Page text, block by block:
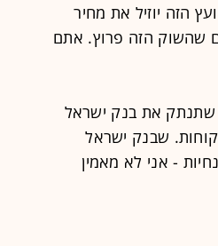
הזה יוזיל את מחיר
שהשוק הזה פרוץ. אתם
שתנתק את בנק ישראל
שבנק ישראל
- אני לא מאמין